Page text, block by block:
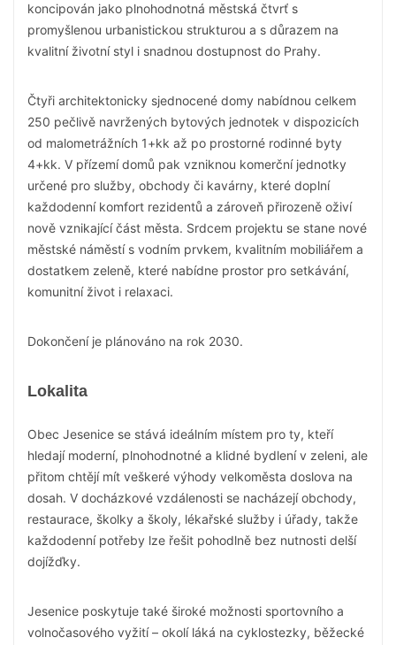
koncipován jako plnohodnotná městská čtvrť s
promyšlenou urbanistickou strukturou a s důrazem na
kvalitní životní styl i snadnou dostupnost do Prahy.
Čtyři architektonicky sjednocené domy nabídnou celkem
250 pečlivě navržených bytových jednotek v dispozicích
od malometrážních 1+kk až po prostorné rodinné byty
4+kk. V přízemí domů pak vzniknou komerční jednotky
určené pro služby, obchody či kavárny, které doplní
každodenní komfort rezidentů a zároveň přirozeně oživí
nově vznikající část města. Srdcem projektu se stane nové
městské náměstí s vodním prvkem, kvalitním mobiliářem a
dostatkem zeleně, které nabídne prostor pro setkávání,
komunitní život i relaxaci.
Dokončení je plánováno na rok 2030.
Lokalita
Obec Jesenice se stává ideálním místem pro ty, kteří
hledají moderní, plnohodnotné a klidné bydlení v zeleni, ale
přitom chtějí mít veškeré výhody velkoměsta doslova na
dosah. V docházkové vzdálenosti se nacházejí obchody,
restaurace, školky a školy, lékařské služby i úřady, takže
každodenní potřeby lze řešit pohodlně bez nutnosti delší
dojížďky.
Jesenice poskytuje také široké možnosti sportovního a
volnočasového vyžití – okolí láká na cyklostezky, běžecké